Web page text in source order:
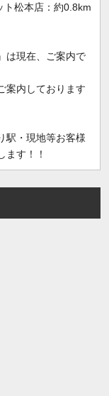
ト松本店：約0.8km
は現在、ご案内で
案内しております
駅・現地等お客様
ます！！